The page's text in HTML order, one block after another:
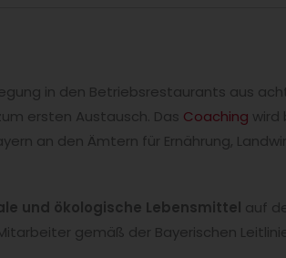
in den Betriebsrestaurants aus
ersten Austausch. Das Coaching wird
an den Ämtern für Ernährung,
und ökologische Lebensmittel auf
gemäß der Bayerischen